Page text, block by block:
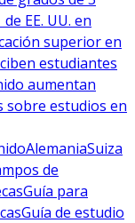
EE. UU. en
superior en
estudiantes
aumentan
sobre estudios en
AlemaniaSuiza
de
Guía para
Guía de estudio